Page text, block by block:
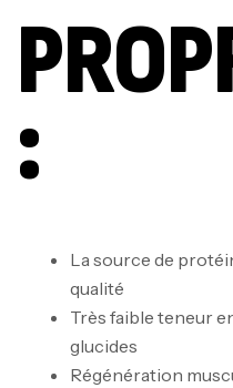
:
La source de
qualité
Très faible teneur
glucides
Régénération